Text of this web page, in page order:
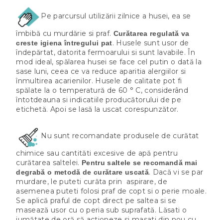
Pe parcursul utilizării zilnice a husei, ea se
îmbibă cu murdărie si praf. Curătarea regulată va
creste igiena întregului pat. Husele sunt usor de
îndepărtat, datorita fermoarului si sunt lavabile. În
mod ideal, spălarea husei se face cel putin o dată la
sase luni, ceea ce va reduce aparitia alergiilor si
înmultirea acarienilor. Husele de calitate pot fi
spălate la o temperatură de 60 ° C, considerând
întotdeauna si indicatiile producătorului de pe
etichetă. Apoi se lasă la uscat corespunzător.
Nu sunt recomandate produsele de curătat
chimice sau cantităti excesive de apă pentru
curătarea saltelei. Pentru saltele se recomandă mai
degrabă o metodă de curătare uscată. Dacă vi se par
murdare, le puteti curăta prin aspirare, de
asemenea puteti folosi praf de copt si o perie moale.
Se aplică praful de copt direct pe saltea si se
masează usor cu o peria sub suprafată. Lăsati o